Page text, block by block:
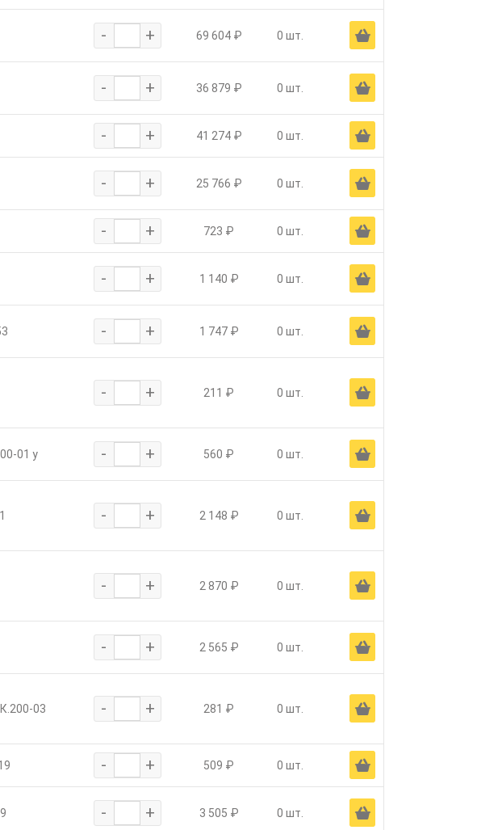
- + 69 604 ₽ 0 шт. Ä
- + 36 879 ₽ 0 шт. Ä
- + 41 274 ₽ 0 шт. Ä
- + 25 766 ₽ 0 шт. Ä
- + 723 ₽ 0 шт. Ä
- + 1 140 ₽ 0 шт. Ä
- + 1 747 ₽ 0 шт. Ä
- + 211 ₽ 0 шт. Ä
01 у - + 560 ₽ 0 шт. Ä
- + 2 148 ₽ 0 шт. Ä
- + 2 870 ₽ 0 шт. Ä
- + 2 565 ₽ 0 шт. Ä
03 - + 281 ₽ 0 шт. Ä
- + 509 ₽ 0 шт. Ä
- + 3 505 ₽ 0 шт. Ä